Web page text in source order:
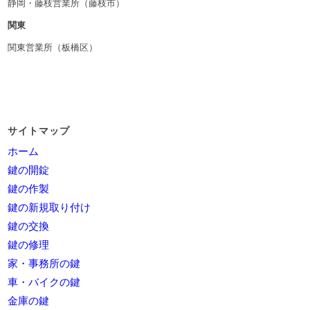
関東
関東営業所（板橋区）
サイトマップ
ホーム
鍵の開錠
鍵の作製
鍵の新規取り付け
鍵の交換
鍵の修理
家・事務所の鍵
車・バイクの鍵
金庫の鍵